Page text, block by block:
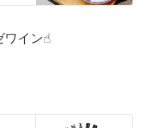
ワイン☝︎